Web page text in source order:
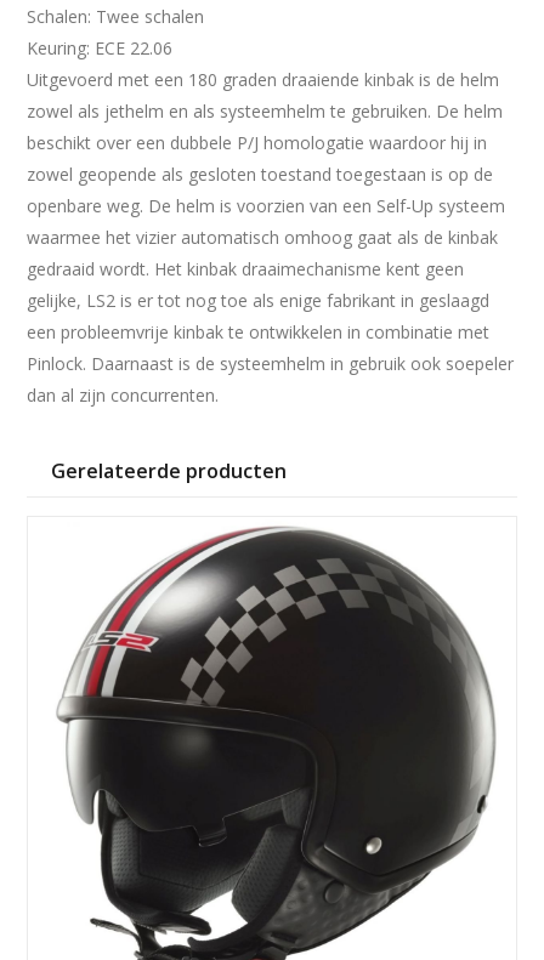
Schalen: Twee schalen
Keuring: ECE 22.06
Uitgevoerd met een 180 graden draaiende kinbak is de helm
zowel als jethelm en als systeemhelm te gebruiken. De helm
beschikt over een dubbele P/J homologatie waardoor hij in
zowel geopende als gesloten toestand toegestaan is op de
openbare weg. De helm is voorzien van een Self-Up systeem
waarmee het vizier automatisch omhoog gaat als de kinbak
gedraaid wordt. Het kinbak draaimechanisme kent geen
gelijke, LS2 is er tot nog toe als enige fabrikant in geslaagd
een probleemvrije kinbak te ontwikkelen in combinatie met
Pinlock. Daarnaast is de systeemhelm in gebruik ook soepeler
dan al zijn concurrenten.
Gerelateerde producten